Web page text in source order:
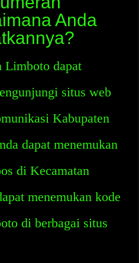
Anda
Limboto dapat
situs web
Kabupaten
dapat menemukan
di Kecamatan
menemukan kode
di berbagai situs